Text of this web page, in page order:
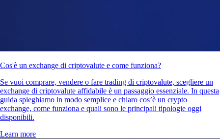
Cos'è un exchange di criptovalute e come funziona?
Se vuoi comprare, vendere o fare trading di criptovalute, scegliere un
exchange di criptovalute affidabile è un passaggio essenziale. In questa
guida spieghiamo in modo semplice e chiaro cos’è un crypto
exchange, come funziona e quali sono le principali tipologie oggi
disponibili.
Learn more